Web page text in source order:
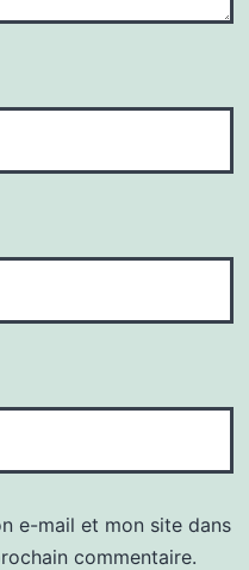
e-mail et mon site dans
commentaire.